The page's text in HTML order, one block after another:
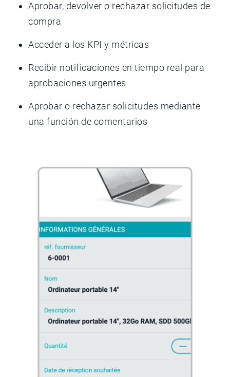
Aprobar, devolver o rechazar solicitudes de
compra
Acceder a los KPI y métricas
Recibir notificaciones en tiempo real para
aprobaciones urgentes
Aprobar o rechazar solicitudes mediante
una función de comentarios